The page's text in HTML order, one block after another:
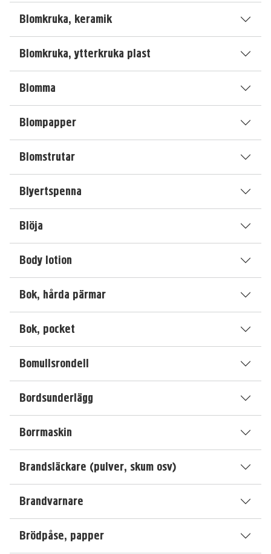
Blomkruka, keramik
Blomkruka, ytterkruka plast
Blomma
Blompapper
Blomstrutar
Blyertspenna
Blöja
Body lotion
Bok, hårda pärmar
Bok, pocket
Bomullsrondell
Bordsunderlägg
Borrmaskin
Brandsläckare (pulver, skum osv)
Brandvarnare
Brödpåse, papper